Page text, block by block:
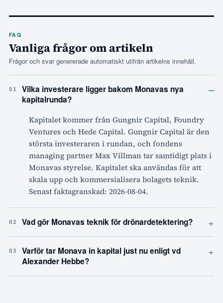
FAQ
Vanliga frågor om artikeln
Frågor och svar genererade automatiskt utifrån artikelns innehåll.
01
Vilka investerare ligger bakom Monavas nya
kapitalrunda?
–
Kapitalet kommer från Gungnir Capital, Foundry
Ventures och Hede Capital. Gungnir Capital är den
största investeraren i rundan, och fondens
managing partner Max Villman tar samtidigt plats i
Monavas styrelse. Kapitalet ska användas för att
skala upp och kommersialisera bolagets teknik.
Senast faktagranskad: 2026-08-04.
02 Vad gör Monavas teknik för drönardetektering? +
03
Varför tar Monava in kapital just nu enligt vd
Alexander Hebbe?
+